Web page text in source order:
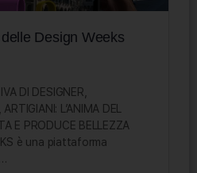
Design Weeks
DI DESIGNER,
L’ANIMA DEL
E PRODUCE BELLEZZA
è una piattaforma